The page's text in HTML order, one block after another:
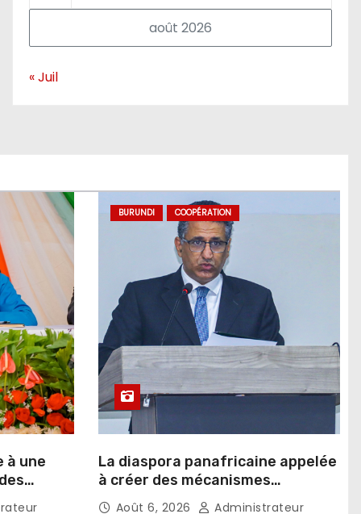
août 2026
« Juil
à une
BURUNDI COOPÉRATION
La diaspora panafricaine appelée
à créer des mécanismes
favorisant l’investissement dans
Août 6, 2026 Administrateur